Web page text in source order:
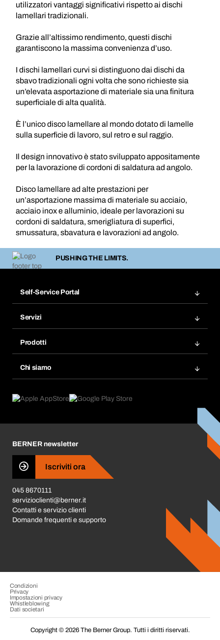
utilizzatori vantaggi significativi rispetto ai dischi
lamellari tradizionali.
Grazie all’altissimo rendimento, questi dischi
garantiscono la massima convenienza d’uso.
I dischi lamellari curvi si distinguono dai dischi da
sbavo tradizionali ogni volta che sono richieste sia
un’elevata asportazione di materiale sia una finitura
superficiale di alta qualità.
È l’unico disco lamellare al mondo dotato di lamelle
sulla superficie di lavoro, sul retro e sul raggio.
Il design innovativo è stato sviluppato appositamente
per la lavorazione di cordoni di saldatura ad angolo.
Disco lamellare ad alte prestazioni per
un’asportazione massima di materiale su acciaio,
acciaio inox e alluminio, ideale per lavorazioni su
cordoni di saldatura, smerigliatura di superfici,
smussatura, sbavatura e lavorazioni ad angolo.
PUSHING THE LIMITS.
Self-Service Portal
Modelli d'ordine
Acquista di nuovo
Ordini programmati
Servizi
Chemical Safety Management
eProcurement
Trova prodotti
Prodotti
Chi siamo
Cosa ci spinge
Business Conduct
BERNER newsletter
Iscriviti ora
045 8670111
servizioclienti@berner.it
Contatti e servizio clienti
Domande frequenti e supporto
Copyright © 2026 The Berner Group. Tutti i diritti riservati.
Condizioni
Privacy
Impostazioni privacy
Whistleblowing
Dati societari